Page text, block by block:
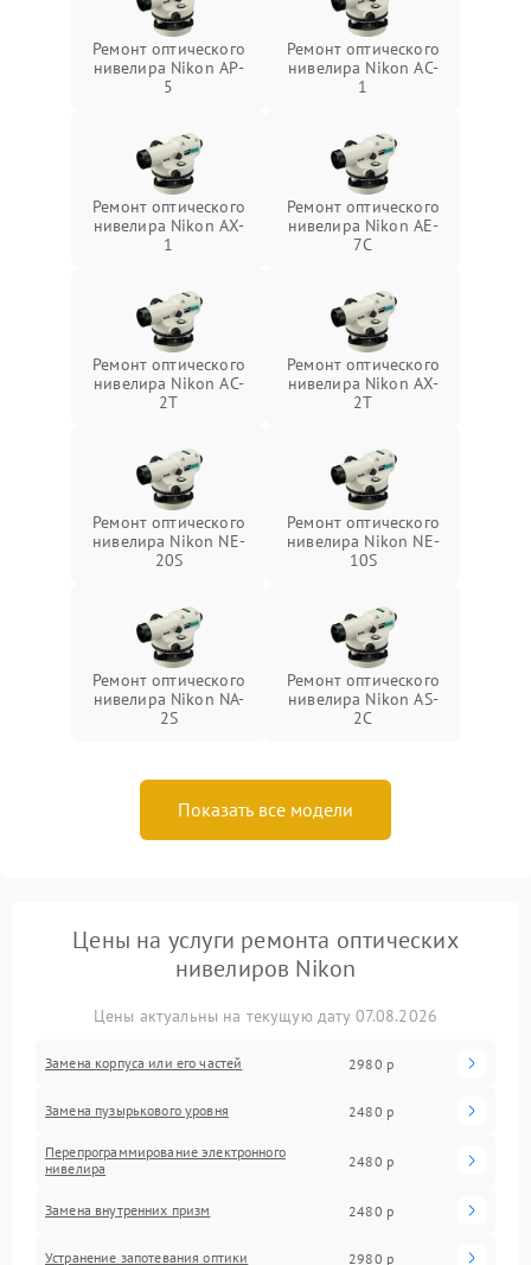
Ремонт оптического
нивелира Nikon AP-
5
Ремонт оптического
нивелира Nikon AC-
1
Ремонт оптического
нивелира Nikon AX-
1
Ремонт оптического
нивелира Nikon AE-
7C
Ремонт оптического
нивелира Nikon AC-
2T
Ремонт оптического
нивелира Nikon AX-
2T
Ремонт оптического
нивелира Nikon NE-
20S
Ремонт оптического
нивелира Nikon NE-
10S
Ремонт оптического
нивелира Nikon NA-
2S
Ремонт оптического
нивелира Nikon AS-
2C
Показать все модели
Цены на услуги ремонта оптических
нивелиров Nikon
Цены актуальны на текущую дату 07.08.2026
Замена корпуса или его частей 2980 р
Замена пузырькового уровня 2480 р
Перепрограммирование электронного
нивелира
2480 р
Замена внутренних призм 2480 р
Устранение запотевания оптики 2980 р